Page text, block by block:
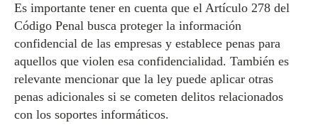
Es importante tener en cuenta que el Artículo 278 del
Código Penal busca proteger la información
confidencial de las empresas y establece penas para
aquellos que violen esa confidencialidad. También es
relevante mencionar que la ley puede aplicar otras
penas adicionales si se cometen delitos relacionados
con los soportes informáticos.